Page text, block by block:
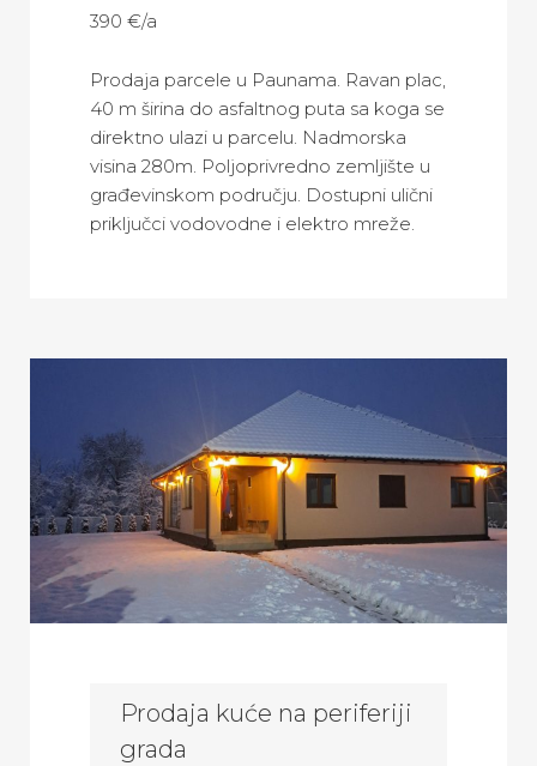
390 €/a
Prodaja parcele u Paunama. Ravan plac,
40 m širina do asfaltnog puta sa koga se
direktno ulazi u parcelu. Nadmorska
visina 280m. Poljoprivredno zemljište u
građevinskom području. Dostupni ulični
priključci vodovodne i elektro mreže.
Prodaja kuće na periferiji
grada